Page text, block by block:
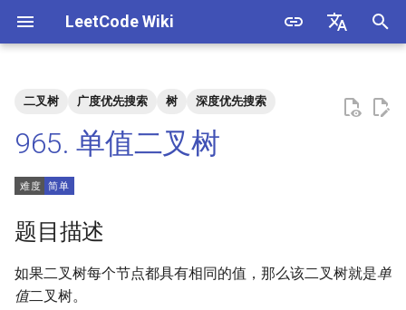
LeetCode Wiki
始
化
搜
引
7. 重建二叉树
数
4. 只出现一次的数字
1.5. 一次编辑
二叉树 广度优先搜索 树 深度优先搜索
965. 单值二叉树
题目描述
如果二叉树每个节点都具有相同的值，那么该二叉树就是单
值二叉树。